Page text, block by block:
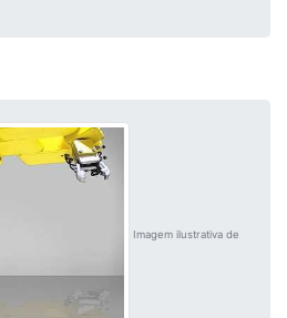
Imagem ilustrativa de